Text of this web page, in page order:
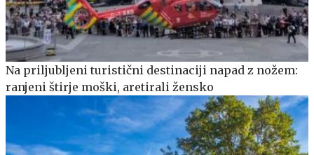
Na priljubljeni turistični destinaciji napad z nožem:
ranjeni štirje moški, aretirali žensko